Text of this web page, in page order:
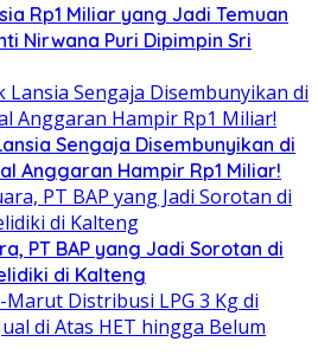
Rp1 Miliar yang Jadi Temuan
Nirwana Puri Dipimpin Sri
Sengaja Disembunyikan di
Anggaran Hampir Rp1 Miliar!
PT BAP yang Jadi Sorotan di
di Kalteng